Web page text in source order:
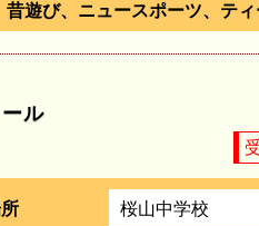
昔遊び、ニュースポーツ、テ
ル
桜山中学校